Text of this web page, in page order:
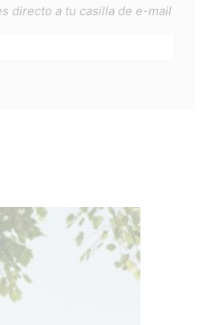
directo a tu casilla de e-mail